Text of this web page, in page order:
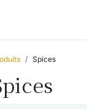
Spices